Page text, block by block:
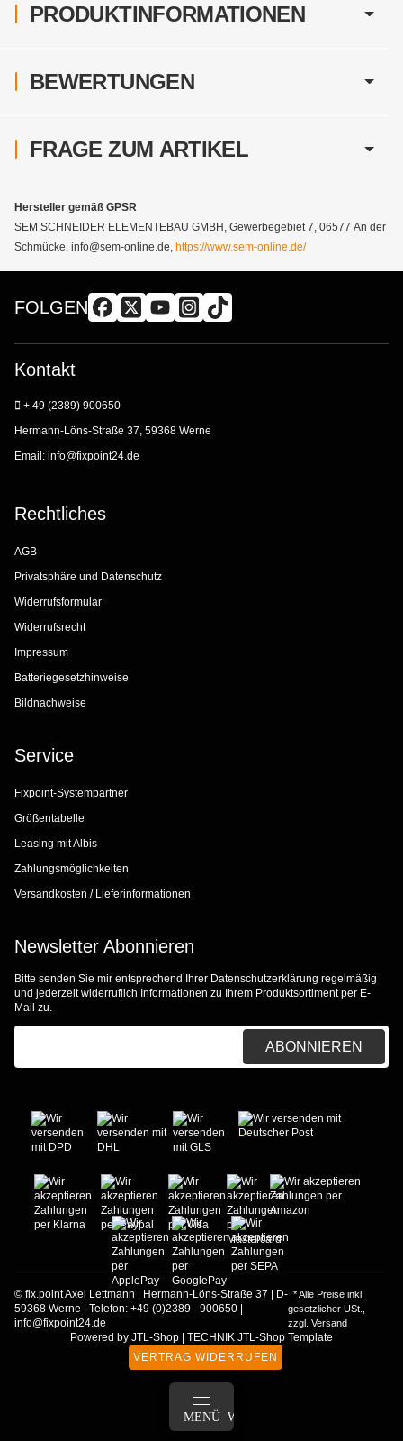
PRODUKTINFORMATIONEN
BEWERTUNGEN
FRAGE ZUM ARTIKEL
Hersteller gemäß GPSR
SEM SCHNEIDER ELEMENTEBAU GMBH, Gewerbegebiet 7, 06577 An der
Schmücke, info@sem-online.de, https://www.sem-online.de/
FOLGEN
Kontakt
+ 49 (2389) 900650
Hermann-Löns-Straße 37, 59368 Werne
Email: info@fixpoint24.de
Rechtliches
AGB
Privatsphäre und Datenschutz
Widerrufsformular
Widerrufsrecht
Impressum
Batteriegesetzhinweise
Bildnachweise
Service
Fixpoint-Systempartner
Größentabelle
Leasing mit Albis
Zahlungsmöglichkeiten
Versandkosten / Lieferinformationen
Newsletter Abonnieren
Bitte senden Sie mir entsprechend Ihrer Datenschutzerklärung regelmäßig
und jederzeit widerruflich Informationen zu Ihrem Produktsortiment per E-
Mail zu.
ABONNIEREN
© fix.point Axel Lettmann | Hermann-Löns-Straße 37 | D-
59368 Werne | Telefon: +49 (0)2389 - 900650 |
info@fixpoint24.de
* Alle Preise inkl.
gesetzlicher USt.,
zzgl.Versand
Powered by JTL-Shop
TECHNIK JTL-Shop Template
VERTRAG WIDERRUFEN
MENÜ WARENKORB